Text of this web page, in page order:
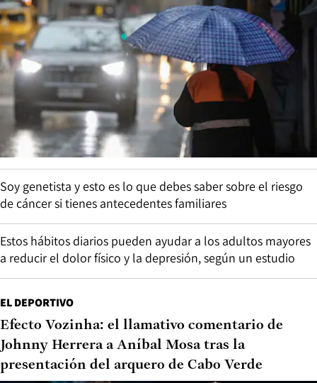
Soy genetista y esto es lo que debes saber sobre el riesgo
de cáncer si tienes antecedentes familiares
Estos hábitos diarios pueden ayudar a los adultos mayores
a reducir el dolor físico y la depresión, según un estudio
EL DEPORTIVO
Efecto Vozinha: el llamativo comentario de
Johnny Herrera a Aníbal Mosa tras la
presentación del arquero de Cabo Verde